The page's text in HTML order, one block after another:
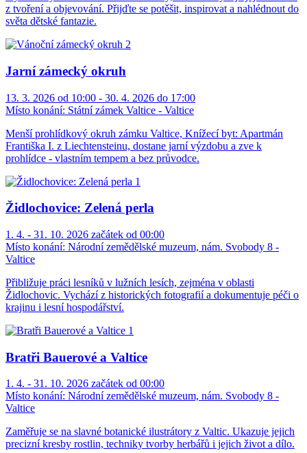
z tvoření a objevování. Přijďte se potěšit, inspirovat a nahlédnout do
světa dětské fantazie.
Jarní zámecký okruh
13. 3. 2026 od 10:00 - 30. 4. 2026 do 17:00
Místo konání: Státní zámek Valtice - Valtice
Menší prohlídkový okruh zámku Valtice, Knížecí byt: Apartmán
Františka I. z Liechtensteinu, dostane jarní výzdobu a zve k
prohlídce - vlastním tempem a bez průvodce.
Židlochovice: Zelená perla
1. 4. - 31. 10. 2026 začátek od 00:00
Místo konání: Národní zemědělské muzeum, nám. Svobody 8 -
Valtice
Přibližuje práci lesníků v lužních lesích, zejména v oblasti
Židlochovic. Vychází z historických fotografií a dokumentuje péči o
krajinu i lesní hospodářství.
Bratři Bauerové a Valtice
1. 4. - 31. 10. 2026 začátek od 00:00
Místo konání: Národní zemědělské muzeum, nám. Svobody 8 -
Valtice
Zaměřuje se na slavné botanické ilustrátory z Valtic. Ukazuje jejich
precizní kresby rostlin, techniky tvorby herbářů i jejich život a dílo.